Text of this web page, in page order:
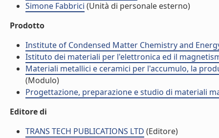
Simone Fabbrici (Unità di personale esterno)
Prodotto
Institute of Condensed Matter Chemistry and
Istituto dei materiali per l'elettronica ed il
Materiali metallici e ceramici per l'accumulo, la
(Modulo)
Progettazione, preparazione e studio di materiali
Editore di
TRANS TECH PUBLICATIONS LTD (Editore)